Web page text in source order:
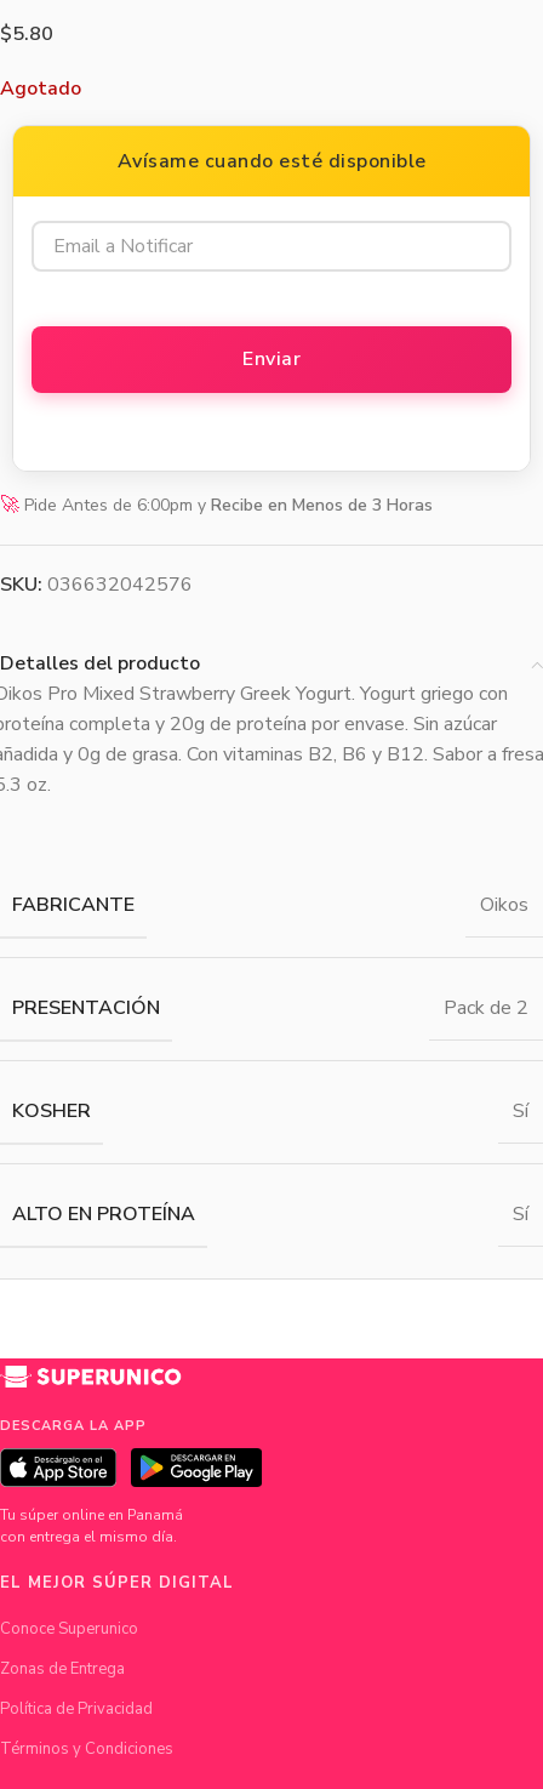
$5.80
Agotado
Avísame cuando esté disponible
🚀 Pide Antes de 6:00pm y Recibe en Menos de 3 Horas
SKU: 036632042576
Detalles del producto
Pro Mixed Strawberry Greek Yogurt. Yogurt griego con
completa y 20g de proteína por envase. Sin azúcar
y 0g de grasa. Con vitaminas B2, B6 y B12. Sabor a
oz.
FABRICANTE Oikos
PRESENTACIÓN Pack de 2
KOSHER Sí
ALTO EN PROTEÍNA Sí
DESCARGA LA APP
Tu súper online en Panamá
con entrega el mismo día.
EL MEJOR SÚPER DIGITAL
Conoce Superunico
Zonas de Entrega
Política de Privacidad
Términos y Condiciones